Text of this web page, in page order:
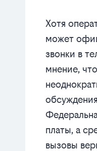
Хотя
может
звонки в
мнение,
платы, а
вызовы